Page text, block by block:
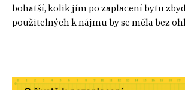
bohatší, kolik jím po zaplacení bytu
použitelných k nájmu by se měla bez